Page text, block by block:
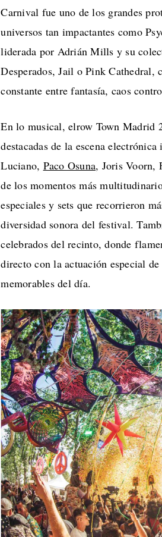
Carnival fue uno de los grandes
universos tan impactantes como
liderada por Adrián Mills y su
Desperados, Jail o Pink
constante entre fantasía, caos
En lo musical, elrow Town Madrid
destacadas de la escena
Luciano, Paco Osuna, Joris Voorn,
de los momentos más
especiales y sets que recorrieron
diversidad sonora del festival.
celebrados del recinto, donde
directo con la actuación especial
memorables del día.